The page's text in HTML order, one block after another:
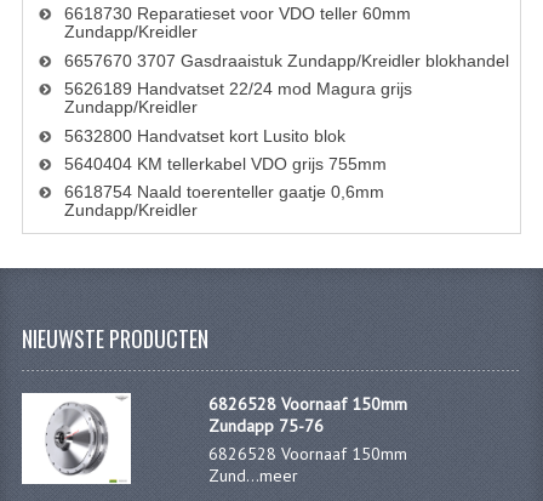
UITLAATBOCHTEN
UITLAATONDERDELEN
VERSNELLING EN KOPPELING
KOPPELING ONDERDELEN
REVISIE 3 BAK VOET
REVISIE 4 BAK VOET
6618730 Reparatieset voor VDO teller 60mm
Zundapp/Kreidler
6657670 3707 Gasdraaistuk Zundapp/Kreidler blokhandel
5626189 Handvatset 22/24 mod Magura grijs
Zundapp/Kreidler
5632800 Handvatset kort Lusito blok
5640404 KM tellerkabel VDO grijs 755mm
6618754 Naald toerenteller gaatje 0,6mm
Zundapp/Kreidler
NIEUWSTE PRODUCTEN
6826528 Voornaaf 150mm
Zundapp 75-76
6826528 Voornaaf 150mm
Zund...meer